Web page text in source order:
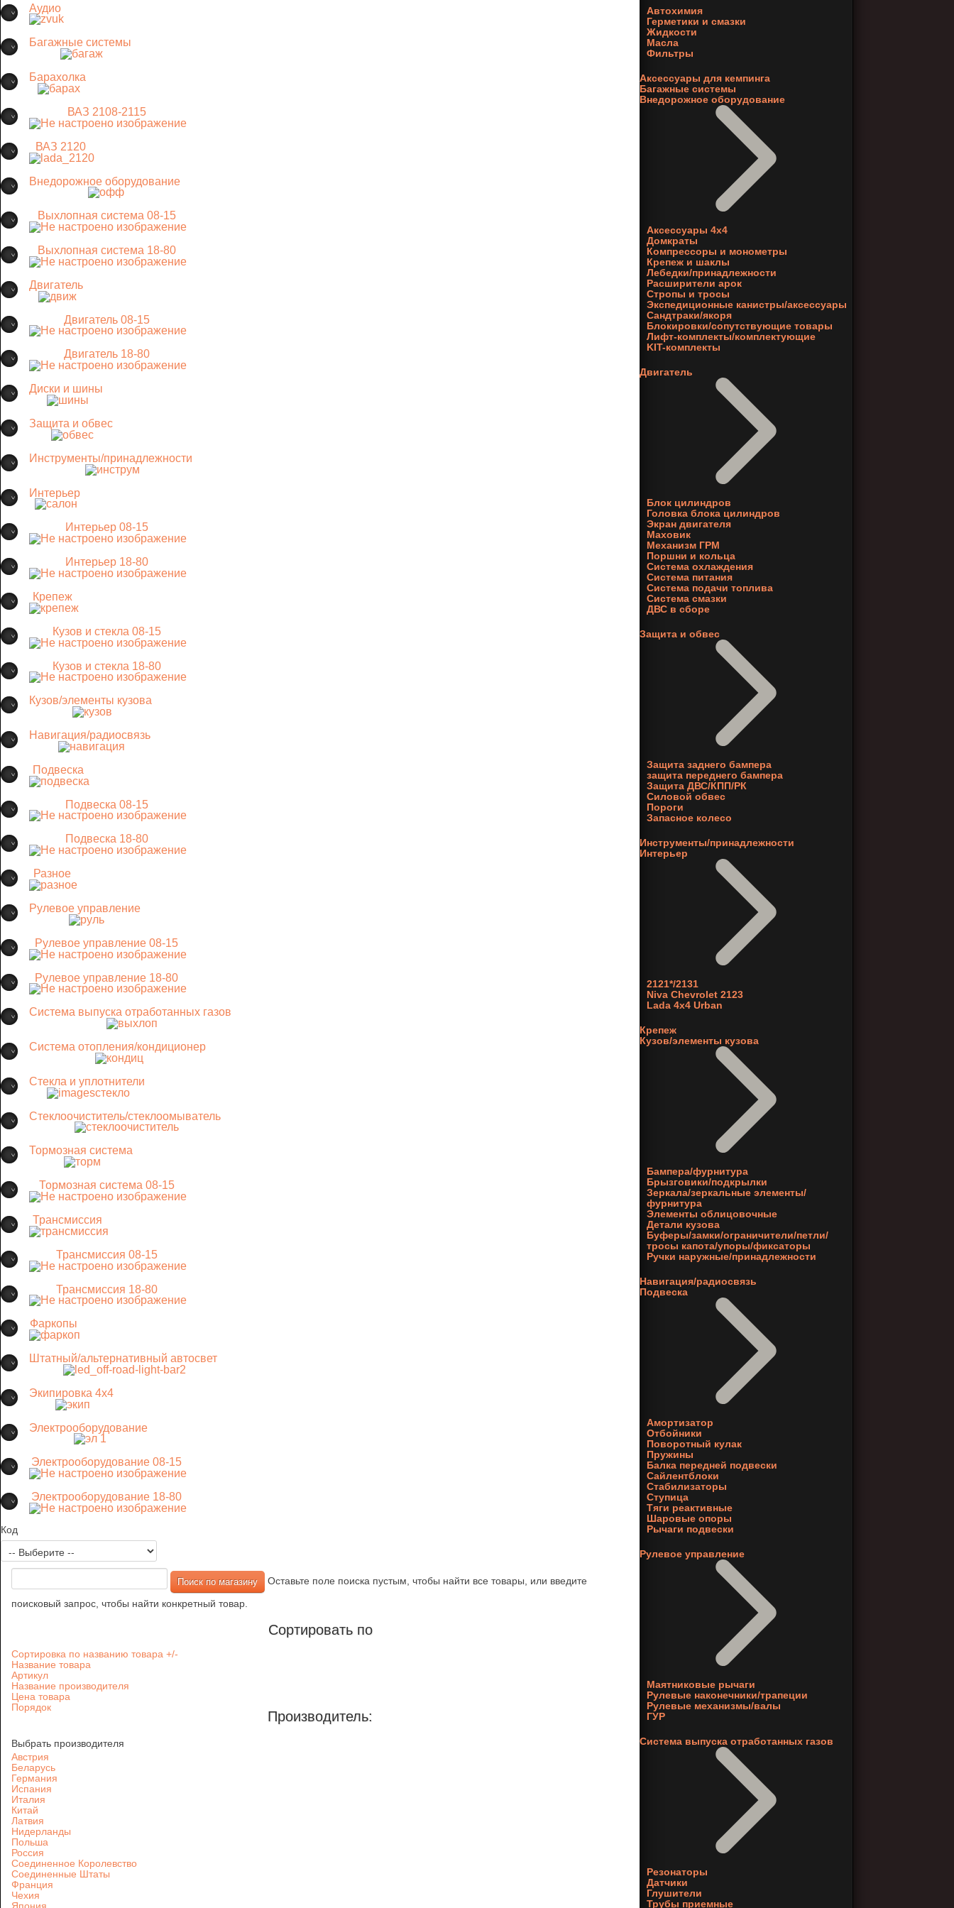
Аудио
Багажные системы
Барахолка
ВАЗ 2108-2115
ВАЗ 2120
Внедорожное оборудование
Выхлопная система 08-15
Выхлопная система 18-80
Двигатель
Двигатель 08-15
Двигатель 18-80
Диски и шины
Защита и обвес
Инструменты/принадлежности
Интерьер
Интерьер 08-15
Интерьер 18-80
Крепеж
Кузов и стекла 08-15
Кузов и стекла 18-80
Кузов/элементы кузова
Навигация/радиосвязь
Подвеска
Подвеска 08-15
Подвеска 18-80
Разное
Рулевое управление
Рулевое управление 08-15
Рулевое управление 18-80
Система выпуска отработанных газов
Система отопления/кондиционер
Стекла и уплотнители
Стеклоочиститель/стеклоомыватель
Тормозная система
Тормозная система 08-15
Трансмиссия
Трансмиссия 08-15
Трансмиссия 18-80
Фаркопы
Штатный/альтернативный автосвет
Экипировка 4х4
Электрооборудование
Электрооборудование 08-15
Электрооборудование 18-80
Код
Оставьте поле поиска пустым, чтобы найти все товары, или введите
поисковый запрос, чтобы найти конкретный товар.
Сортировать по
Сортировка по названию товара +/-
Название товара
Артикул
Название производителя
Цена товара
Порядок
Производитель:
Выбрать производителя
Австрия
Беларусь
Германия
Испания
Италия
Китай
Латвия
Нидерланды
Польша
Россия
Соединенное Королевство
Соединенные Штаты
Франция
Чехия
Автохимия
Герметики и смазки
Жидкости
Масла
Фильтры
Аксессуары для кемпинга
Багажные системы
Внедорожное оборудование
Аксессуары 4х4
Домкраты
Компрессоры и монометры
Крепеж и шаклы
Лебедки/принадлежности
Расширители арок
Стропы и тросы
Экспедиционные канистры/аксессуары
Сандтраки/якоря
Блокировки/сопутствующие товары
Лифт-комплекты/комплектующие
KIT-комплекты
Двигатель
Блок цилиндров
Головка блока цилиндров
Экран двигателя
Маховик
Механизм ГРМ
Поршни и кольца
Система охлаждения
Система питания
Система подачи топлива
Система смазки
ДВС в сборе
Защита и обвес
Защита заднего бампера
защита переднего бампера
Защита ДВС/КПП/РК
Силовой обвес
Пороги
Запасное колесо
Инструменты/принадлежности
Интерьер
2121*/2131
Niva Chevrolet 2123
Lada 4x4 Urban
Крепеж
Кузов/элементы кузова
Бампера/фурнитура
Брызговики/подкрылки
Зеркала/зеркальные элементы/
фурнитура
Элементы облицовочные
Детали кузова
Буферы/замки/ограничители/петли/
тросы капота/упоры/фиксаторы
Ручки наружные/принадлежности
Навигация/радиосвязь
Подвеска
Амортизатор
Отбойники
Поворотный кулак
Пружины
Балка передней подвески
Сайлентблоки
Стабилизаторы
Ступица
Тяги реактивные
Шаровые опоры
Рычаги подвески
Рулевое управление
Маятниковые рычаги
Рулевые наконечники/трапеции
Рулевые механизмы/валы
ГУР
Система выпуска отработанных газов
Резонаторы
Датчики
Глушители
Трубы приемные